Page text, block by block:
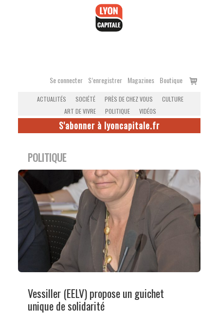
Se connecter S’enregistrer Magazines Boutique
Voir
ACTUALITÉS SOCIÉTÉ PRÈS DE CHEZ VOUS
CULTURE
ART DE VIVRE
POLITIQUE VIDÉOS
S'abonner à lyoncapitale.fr
POLITIQUE
Vessiller (EELV) propose un guichet
unique de solidarité